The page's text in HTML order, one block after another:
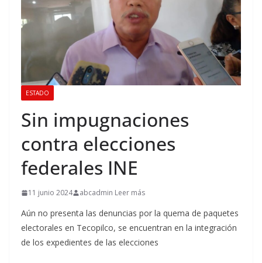
ESTADO
Sin impugnaciones
contra elecciones
federales INE
11 junio 2024 abcadmin Leer más
Aún no presenta las denuncias por la quema de paquetes
electorales en Tecopilco, se encuentran en la integración
de los expedientes de las elecciones